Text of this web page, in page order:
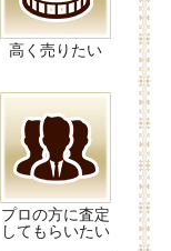
高く売りたい
プロの方に査定
してもらいたい